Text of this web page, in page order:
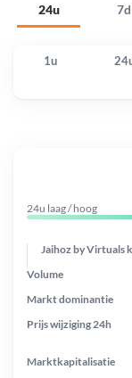
24u 7d
1u
24u laag / hoog
Jaihoz by Virtuals
Prijs wijziging 24h
Markt dominantie
Marktkapitalisatie
Volume